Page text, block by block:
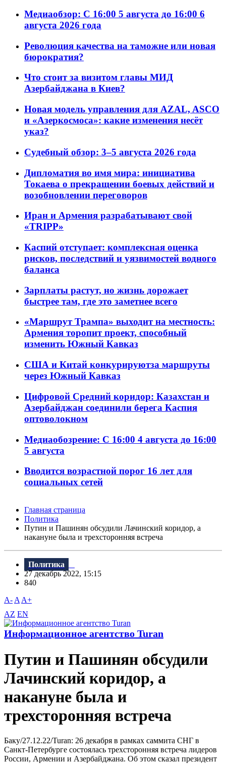
Медиаобзор: С 16:00 5 августа до 16:00 6
августа 2026 года
Революция качества на таможне или новая
бюрократия?
Что стоит за визитом главы МИД
Азербайджана в Киев?
Новая модель управления для AZAL, ASCO
и «Азеркосмоса»: какие изменения несёт
указ?
Судебный обзор: 3–5 августа 2026 года
Дипломатия во имя мира: инициатива
Токаева о прекращении боевых действий и
возобновлении переговоров
Иран и Армения разрабатывают свой
«TRIPP»
Каспий отступает: комплексная оценка
рисков, последствий и уязвимостей водного
баланса
Зарплаты растут, но жизнь дорожает
быстрее там, где это заметнее всего
«Маршрут Трампа» выходит на местность:
Армения торопит проект, способный
изменить Южный Кавказ
США и Китай конкурируютза маршруты
через Южный Кавказ
Цифровой Средний коридор: Казахстан и
Азербайджан соединили берега Каспия
оптоволокном
Медиаобозрение: С 16:00 4 августа до 16:00
5 августа
Вводится возрастной порог 16 лет для
социальных сетей
Главная страница
Политика
Путин и Пашинян обсудили Лачинский коридор, а
накануне была и трехсторонняя встреча
Политика
27 декабрь 2022, 15:15
840
A- A A+
AZ EN
Информационное агентство Turan
Путин и Пашинян обсудили
Лачинский коридор, а
накануне была и
трехсторонняя встреча
Баку/27.12.22/Turan: 26 декабря в рамках саммита СНГ в
Санкт-Петербурге состоялась трехсторонняя встреча лидеров
России, Армении и Азербайджана. Об этом сказал президент